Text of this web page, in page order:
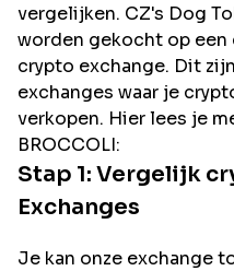
vergelijken. CZ's Dog
worden gekocht op een
crypto exchange. Dit
exchanges waar je
verkopen. Hier lees je
BROCCOLI:
Stap 1: Vergelijk
Exchanges
Je kan onze exchange